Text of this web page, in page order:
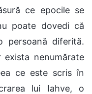
ce epocile se
poate dovedi că
persoană diferită.
nenumărate
ce este scris în
lui Iahve, o